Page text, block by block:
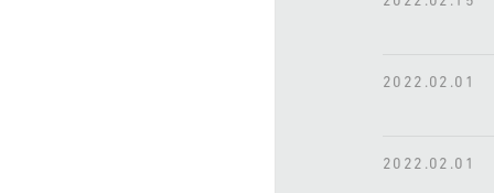
2022.02.01
2022.02.01